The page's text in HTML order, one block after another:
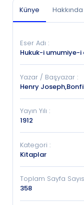
Künye Hakkında
Eser Adı :
Hukuk-i umumiye-i
Yazar / Başyazar :
Henry
Yayın Yılı :
1912
Kategori :
Kitaplar
Toplam Sayfa
358